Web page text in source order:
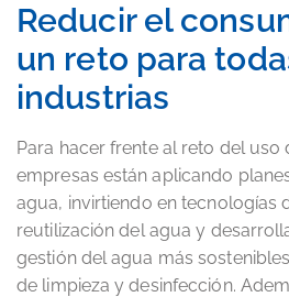
Reducir el
un reto para
industrias
Para hacer frente al reto del uso
empresas están aplicando
agua, invirtiendo en tecnologías
reutilización del agua y
gestión del agua más
de limpieza y desinfección.